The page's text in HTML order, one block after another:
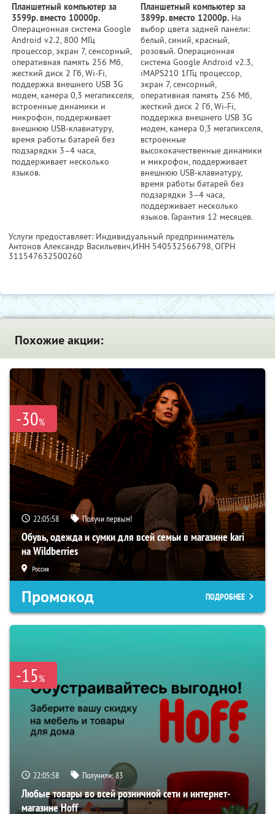
Планшетный компьютер за
3599р. вместо 10000р.
Операционная система Google
Android v2.2, 800 МГц
процессор, экран 7, сенсорный,
оперативная память 256 Мб,
жесткий диск 2 Гб, Wi-Fi,
поддержка внешнего USB 3G
модем, камера 0,3 мегапикселя,
встроенные динамики и
микрофон, поддерживает
внешнюю USB-клавиатуру,
время работы батарей без
подзарядки 3–4 часа,
поддерживает несколько
языков.
Планшетный компьютер за
3899р. вместо 12000р. На
выбор цвета задней панели:
белый, синий, красный,
розовый. Операционная
система Google Android v2.3,
iMAPS210 1ГГц процессор,
экран 7, сенсорный,
оперативная память 256 Мб,
жесткий диск 2 Гб, Wi-Fi,
поддержка внешнего USB 3G
модем, камера 0,3 мегапикселя,
встроенные
высококачественные динамики
и микрофон, поддерживает
внешнюю USB-клавиатуру,
время работы батарей без
подзарядки 3–4 часа,
поддерживает несколько
языков. Гарантия 12 месяцев.
Услуги предоставляет: Индивидуальный предприниматель
Антонов Александр Васильевич,ИНН 540532566798, ОГРН
311547632500260
Похожие акции:
-30%
22:05:57 Получи первым!
Обувь, одежда и сумки для всей семьи в магазине kari
на Wildberries
Россия
Промокод ПОДРОБНЕЕ
-15%
22:05:57 Получили:83
Любые товары во всей розничной сети и интернет-
магазине Hoff